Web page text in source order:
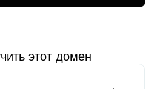
этот домен